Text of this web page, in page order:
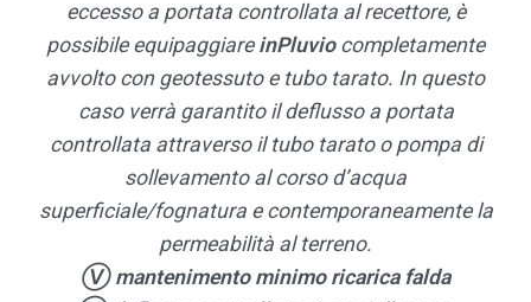
eccesso a portata controllata al recettore, è
possibile equipaggiare inPluviocompletamente
avvolto con geotessuto e tubo tarato. In questo
caso verrà garantito il deflusso a portata
controllata attraverso il tubo tarato o pompa di
sollevamento al corso d’acqua
superficiale/fognatura e contemporaneamente la
permeabilità al terreno.
Ⓥ mantenimento minimo ricarica falda